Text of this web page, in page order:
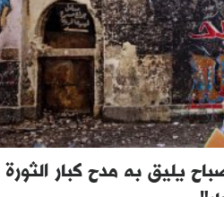
صباح يليق به مدح كبار الثورة